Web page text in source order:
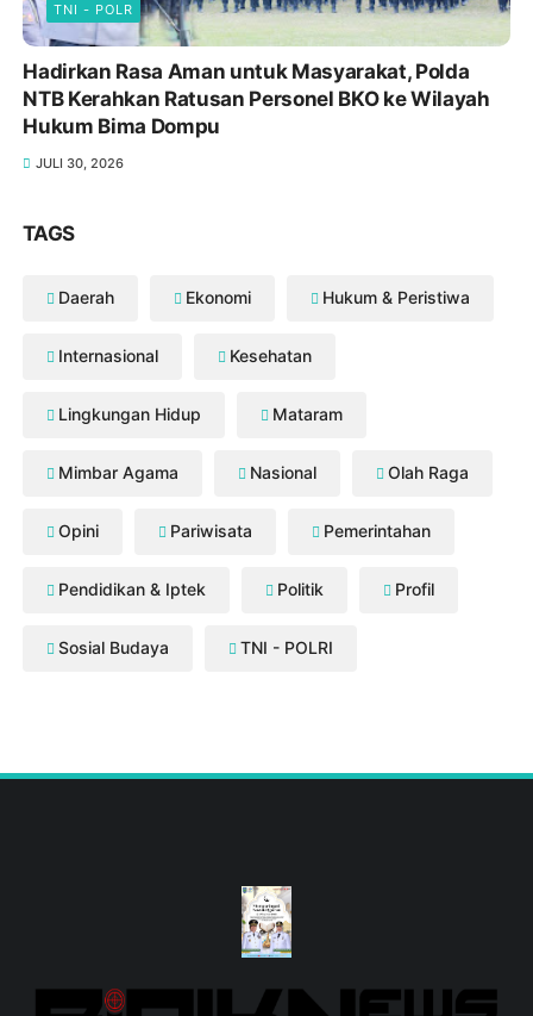
TNI - POLR
Hadirkan Rasa Aman untuk Masyarakat, Polda
NTB Kerahkan Ratusan Personel BKO ke Wilayah
Hukum Bima Dompu
JULI 30, 2026
TAGS
Daerah Ekonomi Hukum & Peristiwa
Internasional Kesehatan
Lingkungan Hidup Mataram
Mimbar Agama Nasional Olah Raga
Opini Pariwisata Pemerintahan
Pendidikan & Iptek Politik Profil
Sosial Budaya TNI - POLRI